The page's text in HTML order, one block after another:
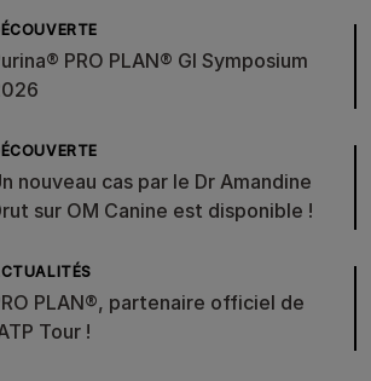
PRO PLAN® GI Symposium
nouveau cas par le Dr Amandine
sur OM Canine est disponible !
PLAN®, partenaire officiel de
Tour !